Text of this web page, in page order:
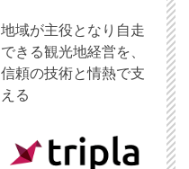
地域が主役となり自走
できる観光地経営を、
信頼の技術と情熱で支
える